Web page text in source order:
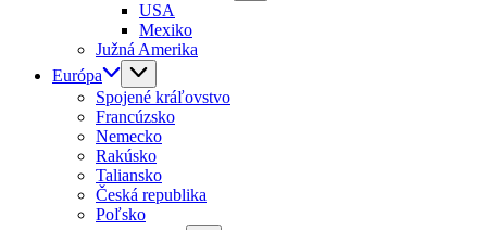
USA
Mexiko
Južná Amerika
Európa
Spojené kráľovstvo
Francúzsko
Nemecko
Rakúsko
Taliansko
Česká republika
Poľsko